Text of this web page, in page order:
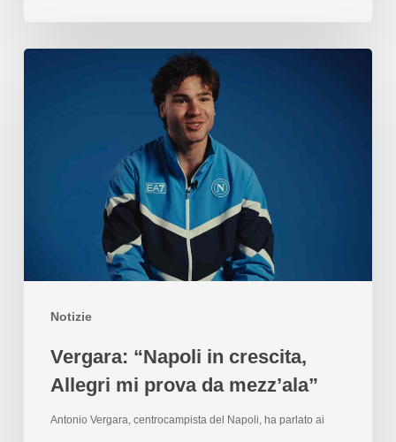
Notizie
Vergara: “Napoli in crescita,
Allegri mi prova da mezz’ala”
Antonio Vergara, centrocampista del Napoli, ha parlato ai